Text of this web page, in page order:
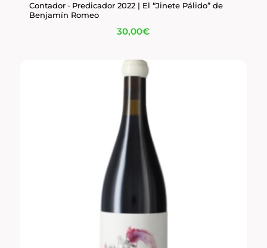
Contador · Predicador 2022 | El “Jinete Pálido” de
Benjamín Romeo
30,00€